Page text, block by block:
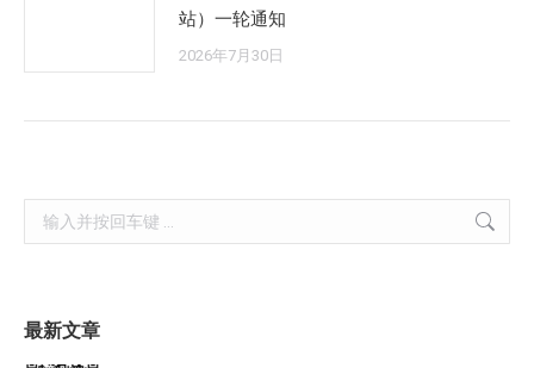
站）一轮通知
2026年7月30日
Search:
最新文章